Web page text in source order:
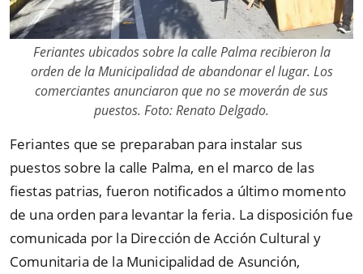
Feriantes ubicados sobre la calle Palma recibieron la
orden de la Municipalidad de abandonar el lugar. Los
comerciantes anunciaron que no se moverán de sus
puestos. Foto: Renato Delgado.
Feriantes que se preparaban para instalar sus
puestos sobre la calle Palma, en el marco de las
fiestas patrias, fueron notificados a último momento
de una orden para levantar la feria. La disposición fue
comunicada por la Dirección de Acción Cultural y
Comunitaria de la Municipalidad de Asunción,